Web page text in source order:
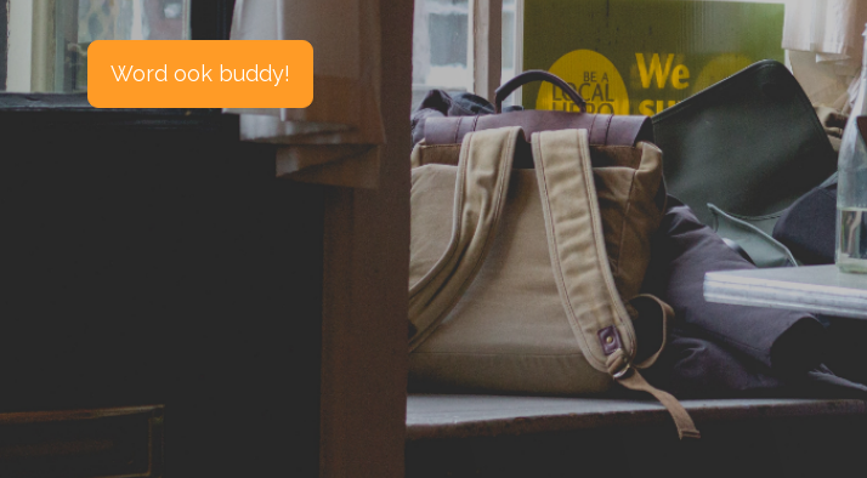
Word ook buddy!